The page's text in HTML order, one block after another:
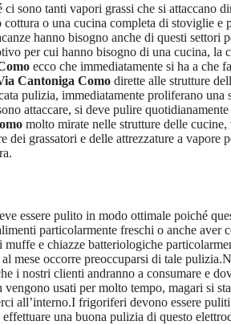
tanti vapori grassi che si attaccano
o una cucina completa di stoviglie
hanno bisogno anche di questi
per cui hanno bisogno di una cucina, la
ecco che immediatamente si ha a che
Cantoniga Como dirette alle strutture
pulizia, immediatamente proliferano
attaccare, si deve pulire
molto mirate nelle strutture delle
grassatori e delle attrezzature a
essere pulito in modo ottimale poiché
particolarmente freschi o anche
e chiazze batteriologiche
mese occorre preoccuparsi di tale
i nostri clienti andranno a consumare e
usati per molto tempo, magari si
all’interno.I frigoriferi devono essere
una buona pulizia di questo